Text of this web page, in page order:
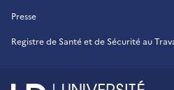
Presse
Registre de Santé et de Sécurité au